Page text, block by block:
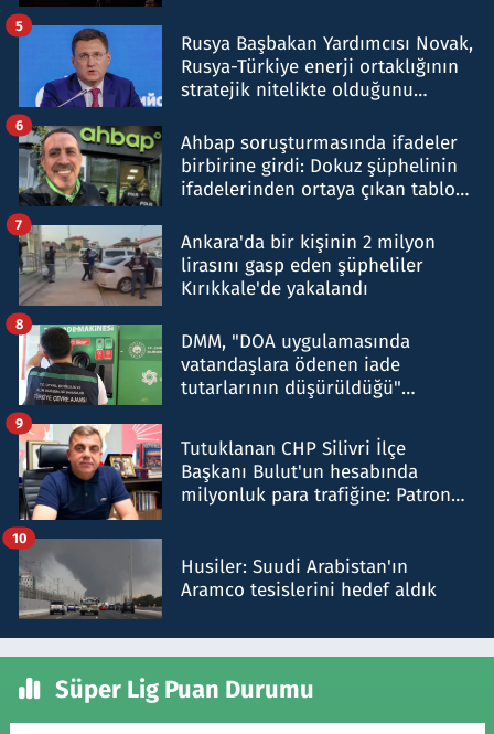
Rusya Başbakan Yardımcısı Novak,
Rusya-Türkiye enerji ortaklığının
stratejik nitelikte olduğunu
5
Ahbap soruşturmasında ifadeler
birbirine girdi: Dokuz şüphelinin
ifadelerinden ortaya çıkan tablo
6
Ankara'da bir kişinin 2 milyon
lirasını gasp eden şüpheliler
Kırıkkale'de yakalandı
7
DMM, "DOA uygulamasında
vatandaşlara ödenen iade
tutarlarının düşürüldüğü"
8
Tutuklanan CHP Silivri İlçe
Başkanı Bulut'un hesabında
milyonluk para trafiğine: Patron
9
Husiler: Suudi Arabistan'ın
Aramco tesislerini hedef aldık
10
Süper Lig Puan Durumu